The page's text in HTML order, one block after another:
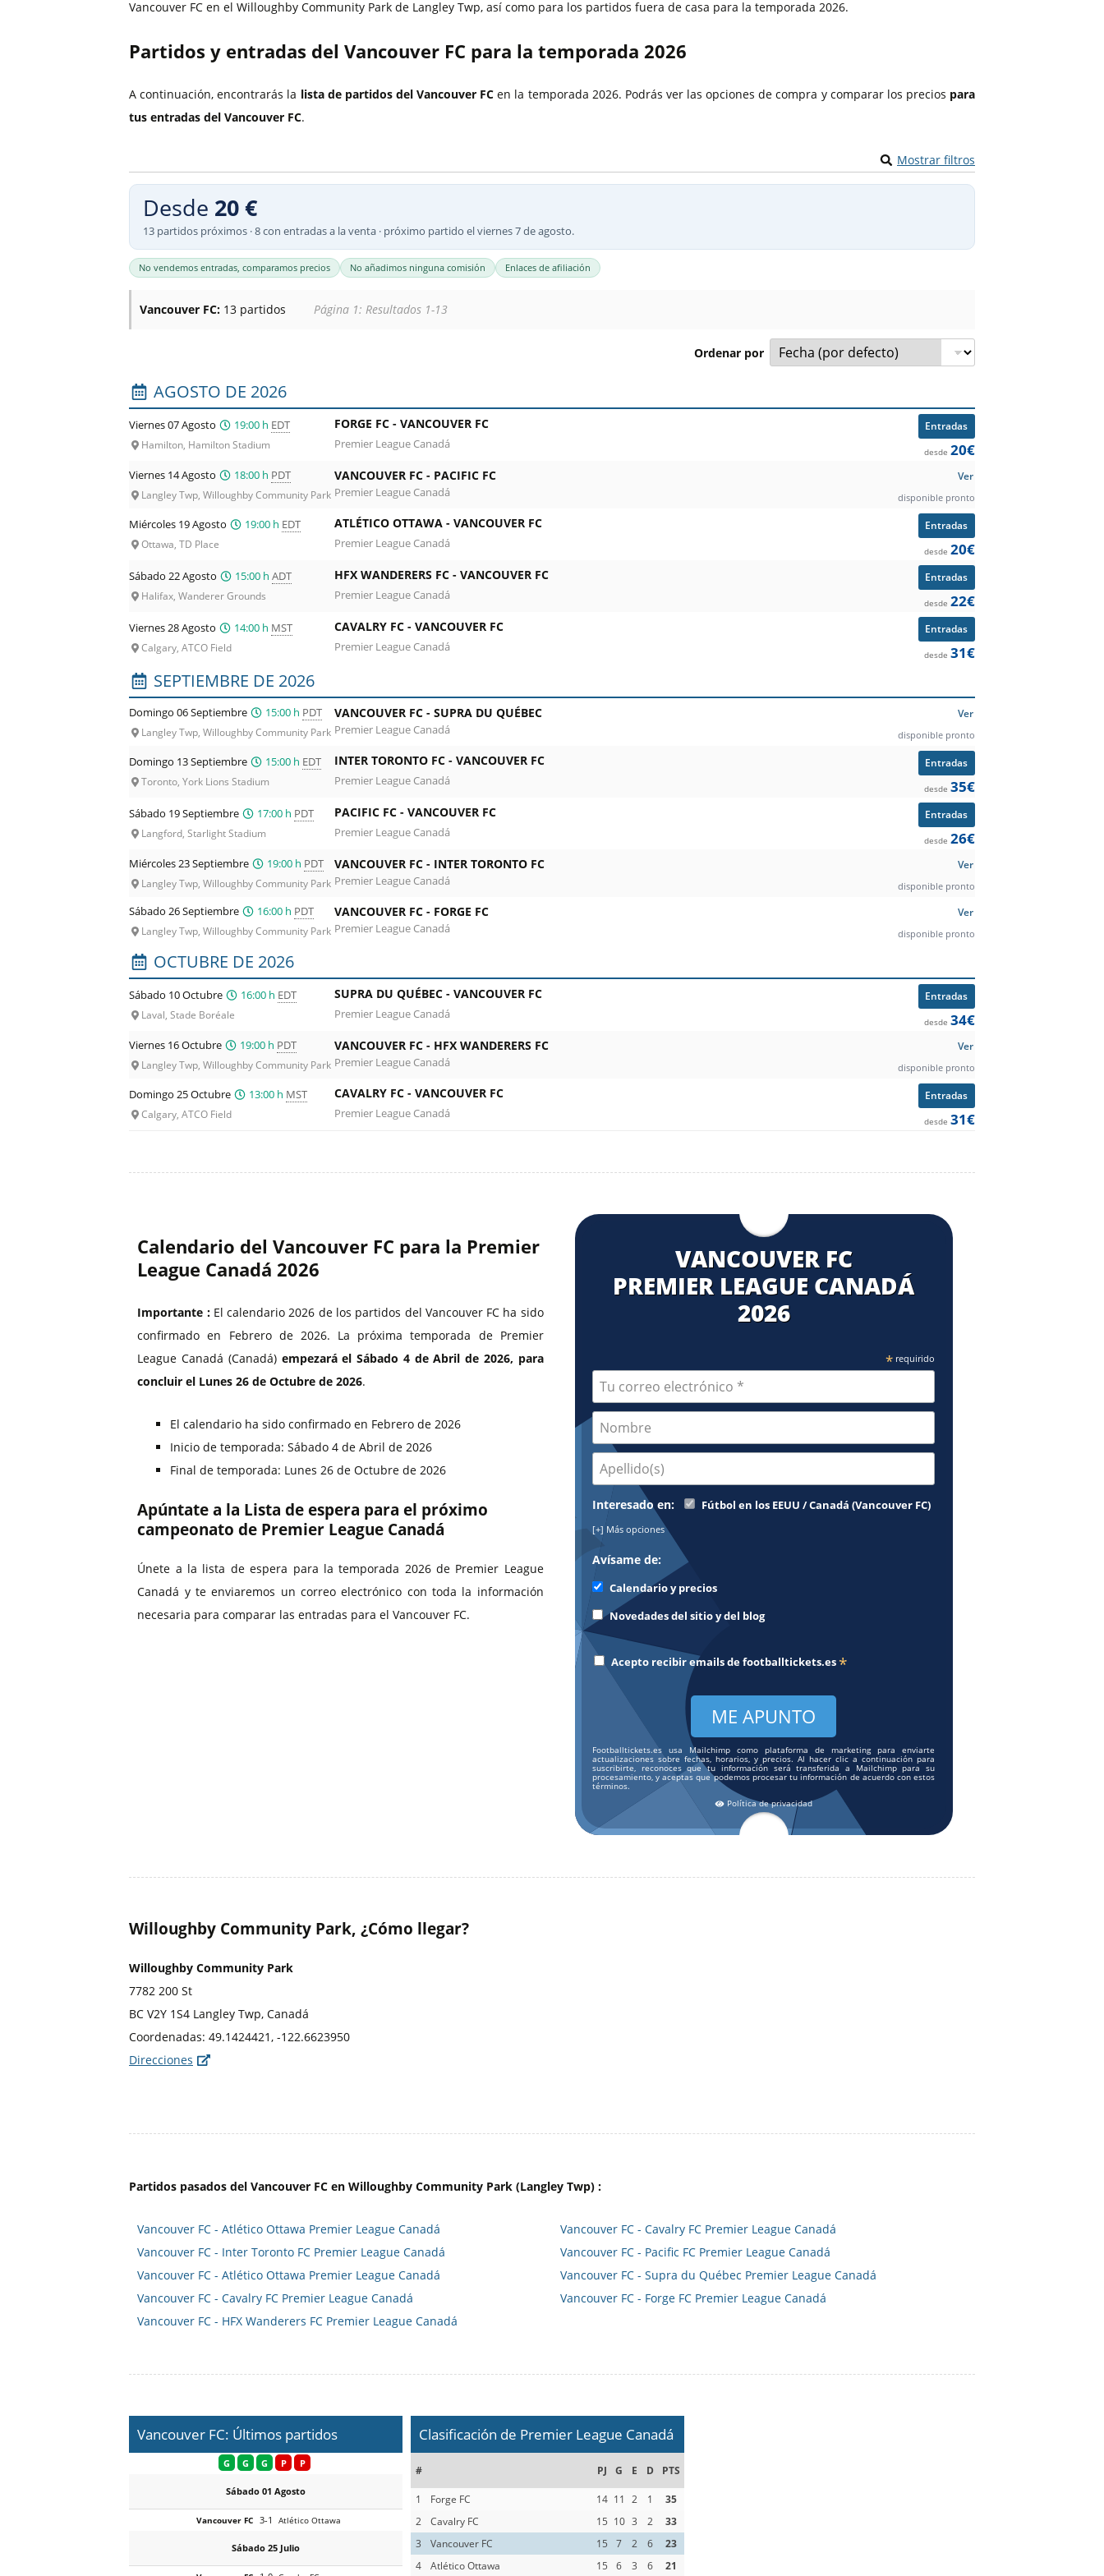
Entradas Borussia Dortmund
Entradas Glasgow Rangers
Entradas Eredivisie
Entradas Saudi Pro League
Entradas Leagues Cup
Entradas Copa Asiática 2027
Vancouver FC en el Willoughby Community Park de Langley Twp, así como para los partidos fuera de casa para la temporada 2026.
Partidos y entradas del Vancouver FC para la temporada 2026
A continuación, encontrarás la lista de partidos del Vancouver FC en la temporada 2026. Podrás ver las opciones de compra y comparar los precios para
tus entradas del Vancouver FC.
Mostrar filtros
Desde 20 €
13 partidos próximos · 8 con entradas a la venta · próximo partido el viernes 7 de agosto.
No vendemos entradas, comparamos precios No añadimos ninguna comisión Enlaces de afiliación
Vancouver FC: 13 partidos Página 1: Resultados 1-13
Ordenar por
Lista de los próximos partidos : Vancouver FC. Columna 1 : fecha, hora y estadio. Columna 2 : partido, competición y precio desde.
AGOSTO DE 2026
Viernes 07 Agosto 19:00 h EDT
Hamilton, Hamilton Stadium
Entradas
FORGE FC - VANCOUVER FC
Premier League Canadá
desde 20€
Viernes 14 Agosto 18:00 h PDT
Langley Twp, Willoughby Community Park
Ver
VANCOUVER FC - PACIFIC FC
Premier League Canadá disponible pronto
Miércoles 19 Agosto 19:00 h EDT
Ottawa, TD Place
Entradas
ATLÉTICO OTTAWA - VANCOUVER FC
Premier League Canadá
desde 20€
Sábado 22 Agosto 15:00 hADT
Halifax, Wanderer Grounds
Entradas
HFX WANDERERS FC - VANCOUVER FC
Premier League Canadá
desde 22€
Viernes 28 Agosto 14:00 h MST
Calgary, ATCO Field
Entradas
CAVALRY FC - VANCOUVER FC
Premier League Canadá
desde 31€
SEPTIEMBRE DE 2026
Domingo 06 Septiembre 15:00 h PDT
Langley Twp, Willoughby Community Park
Ver
VANCOUVER FC - SUPRA DU QUÉBEC
Premier League Canadá disponible pronto
Domingo 13 Septiembre 15:00 h EDT
Toronto, York Lions Stadium
Entradas
INTER TORONTO FC - VANCOUVER FC
Premier League Canadá
desde 35€
Sábado 19 Septiembre 17:00 h PDT
Langford, Starlight Stadium
Entradas
PACIFIC FC - VANCOUVER FC
Premier League Canadá
desde 26€
Miércoles 23 Septiembre 19:00 h PDT
Langley Twp, Willoughby Community Park
Ver
VANCOUVER FC - INTER TORONTO FC
Premier League Canadá disponible pronto
Sábado 26 Septiembre 16:00 h PDT
Langley Twp, Willoughby Community Park
Ver
VANCOUVER FC - FORGE FC
Premier League Canadá disponible pronto
OCTUBRE DE 2026
Sábado 10 Octubre 16:00 h EDT
Laval, Stade Boréale
Entradas
SUPRA DU QUÉBEC - VANCOUVER FC
Premier League Canadá
desde 34€
Viernes 16 Octubre 19:00 h PDT
Langley Twp, Willoughby Community Park
Ver
VANCOUVER FC - HFX WANDERERS FC
Premier League Canadá disponible pronto
Domingo 25 Octubre 13:00 h MST
Calgary, ATCO Field
Entradas
CAVALRY FC - VANCOUVER FC
Premier League Canadá
desde 31€
Calendario del Vancouver FC para la Premier
League Canadá 2026
Importante :El calendario 2026 de los partidos del Vancouver FC ha sido
confirmado en Febrero de 2026. La próxima temporada de Premier
League Canadá (Canadá) empezará el Sábado 4 de Abril de 2026, para
concluir el Lunes 26 de Octubre de 2026.
El calendario ha sido confirmado en Febrero de 2026
Inicio de temporada: Sábado 4 de Abril de 2026
Final de temporada: Lunes 26 de Octubre de 2026
Apúntate a la Lista de espera para el próximo
campeonato de Premier League Canadá
Únete a la lista de espera para la temporada 2026 de Premier League
Canadá y te enviaremos un correo electrónico con toda la información
necesaria para comparar las entradas para el Vancouver FC.
VANCOUVER FC
PREMIER LEAGUE CANADÁ
2026
* requirido
Interesado en: Fútbol en los EEUU / Canadá (Vancouver FC)
[+] Más opciones
Avísame de:
Calendario y precios
Novedades del sitio y del blog
Acepto recibir emails defootballtickets.es *
Footballtickets.es usa Mailchimp como plataforma de marketing para enviarte
actualizaciones sobre fechas, horarios, y precios. Al hacer clic a continuación para
suscribirte, reconoces que tu información será transferida a Mailchimp para su
procesamiento, y aceptas que podemos procesar tu información de acuerdo con estos
términos.
Política de privacidad
Willoughby Community Park, ¿Cómo llegar?
Willoughby Community Park
7782 200 St
BC V2Y 1S4 Langley Twp, Canadá
Coordenadas: 49.1424421, -122.6623950
Direcciones
Partidos pasados del Vancouver FC en Willoughby Community Park (Langley Twp) :
Vancouver FC - Atlético Ottawa Premier League Canadá
Vancouver FC - Cavalry FC Premier League Canadá
Vancouver FC - Inter Toronto FC Premier League Canadá
Vancouver FC - Pacific FC Premier League Canadá
Vancouver FC - Atlético Ottawa Premier League Canadá
Vancouver FC - Supra du Québec Premier League Canadá
Vancouver FC - Cavalry FC Premier League Canadá
Vancouver FC - Forge FC Premier League Canadá
Vancouver FC - HFX Wanderers FC Premier League Canadá
Vancouver FC: Últimos partidos
G G G P P
Sábado 01 Agosto
Vancouver FC 3-1 Atlético Ottawa
Sábado 25 Julio
Clasificación de Premier League Canadá
# PJ G E D PTS
1 Forge FC 14 11 2 1
35
2
Cavalry FC 15 10 3 2
33
3
Vancouver FC 15 7 2 6
23
4
Atlético Ottawa 15 6 3 6 21